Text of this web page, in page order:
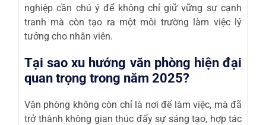
nghiệp cần chú ý để không chỉ giữ vững sự cạnh
tranh mà còn tạo ra một môi trường làm việc lý
tưởng cho nhân viên.
Tại sao xu hướng văn phòng hiện đại
quan trọng trong năm 2025?
Văn phòng không còn chỉ là nơi để làm việc, mà đã
trở thành không gian thúc đẩy sự sáng tạo, hợp tác